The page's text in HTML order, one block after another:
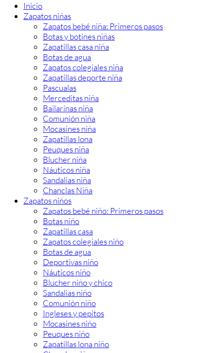
Inicio
Zapatos niñas
Zapatos bebé niña: Primeros pasos
Botas y botines niñas
Zapatillas casa niña
Botas de agua
Zapatos colegiales niña
Zapatillas deporte niña
Pascualas
Merceditas niña
Bailarinas niña
Comunión niña
Mocasines niña
Zapatillas lona
Peuques niña
Blucher niña
Náuticos niña
Sandalias niña
Chanclas Niña
Zapatos niños
Zapatos bebé niño: Primeros pasos
Botas niño
Zapatillas casa
Zapatos colegiales niño
Botas de agua
Deportivas niño
Náuticos niño
Blucher niño y chico
Sandalias niño
Comunión niño
Ingleses y pepitos
Mocasines niño
Peuques niño
Zapatillas lona niño